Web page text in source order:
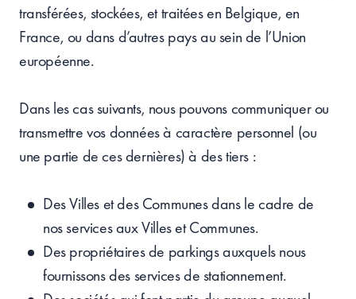
transférées, stockées, et traitées en Belgique, en
France, ou dans d’autres pays au sein de l’Union
européenne.
Dans les cas suivants, nous pouvons communiquer ou
transmettre vos données à caractère personnel (ou
une partie de ces dernières) à des tiers :
Des Villes et des Communes dans le cadre de
nos services aux Villes et Communes.
Des propriétaires de parkings auxquels nous
fournissons des services de stationnement.